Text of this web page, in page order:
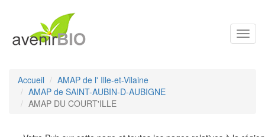
Accueil
AMAP de l' Ille-et-Vilaine
AMAP de SAINT-AUBIN-D-AUBIGNE
AMAP DU COURT'ILLE